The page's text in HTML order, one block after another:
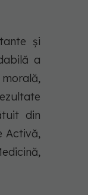
și
a
din
Activă,